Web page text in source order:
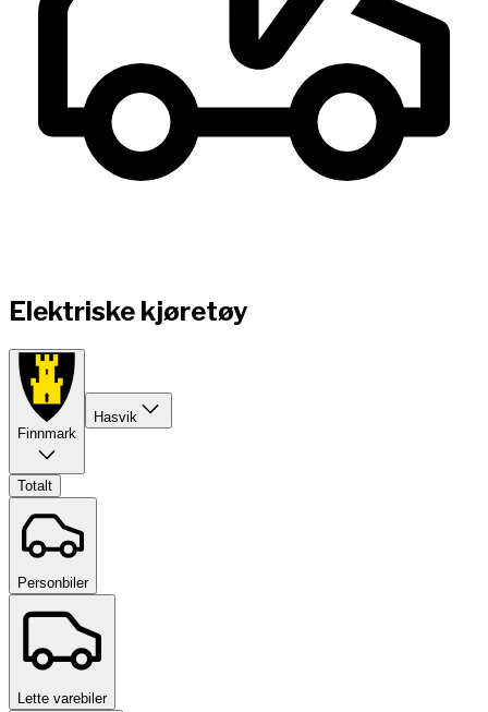
Elektriske kjøretøy
Finnmark
Hasvik
Totalt
Personbiler
Lette varebiler